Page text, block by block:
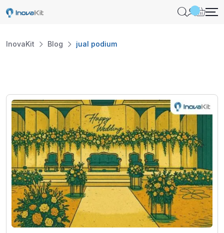
Skip
InovaKit Blog jual podium